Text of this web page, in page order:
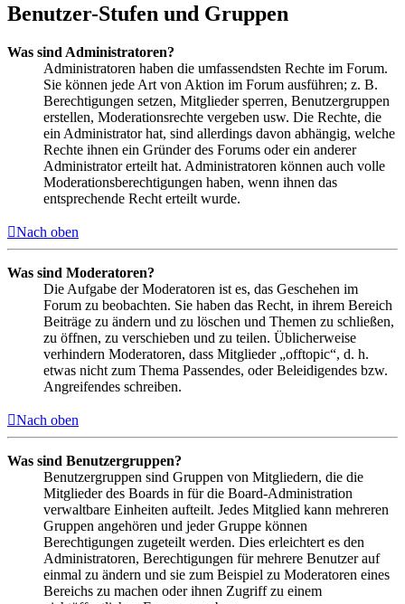
Benutzer-Stufen und Gruppen
Was sind Administratoren?
Administratoren haben die umfassendsten Rechte im Forum.
Sie können jede Art von Aktion im Forum ausführen; z. B.
Berechtigungen setzen, Mitglieder sperren, Benutzergruppen
erstellen, Moderationsrechte vergeben usw. Die Rechte, die
ein Administrator hat, sind allerdings davon abhängig, welche
Rechte ihnen ein Gründer des Forums oder ein anderer
Administrator erteilt hat. Administratoren können auch volle
Moderationsberechtigungen haben, wenn ihnen das
entsprechende Recht erteilt wurde.
Nach oben
Was sind Moderatoren?
Die Aufgabe der Moderatoren ist es, das Geschehen im
Forum zu beobachten. Sie haben das Recht, in ihrem Bereich
Beiträge zu ändern und zu löschen und Themen zu schließen,
zu öffnen, zu verschieben und zu teilen. Üblicherweise
verhindern Moderatoren, dass Mitglieder „offtopic“, d. h.
etwas nicht zum Thema Passendes, oder Beleidigendes bzw.
Angreifendes schreiben.
Nach oben
Was sind Benutzergruppen?
Benutzergruppen sind Gruppen von Mitgliedern, die die
Mitglieder des Boards in für die Board-Administration
verwaltbare Einheiten aufteilt. Jedes Mitglied kann mehreren
Gruppen angehören und jeder Gruppe können
Berechtigungen zugeteilt werden. Dies erleichtert es den
Administratoren, Berechtigungen für mehrere Benutzer auf
einmal zu ändern und sie zum Beispiel zu Moderatoren eines
Bereichs zu machen oder ihnen Zugriff zu einem